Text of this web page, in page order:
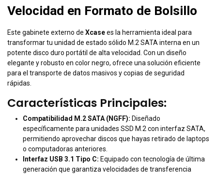
Velocidad en Formato de Bolsillo
Este gabinete externo de Xcasees la herramienta ideal para
transformar tu unidad de estado sólido M.2 SATA interna en un
potente disco duro portátil de alta velocidad. Con un diseño
elegante y robusto en color negro, ofrece una solución eficiente
para el transporte de datos masivos y copias de seguridad
rápidas.
Características Principales:
Compatibilidad M.2 SATA (NGFF): Diseñado
específicamente para unidades SSD M.2 con interfaz SATA,
permitiendo aprovechar discos que hayas retirado de laptops
o computadoras anteriores.
Interfaz USB 3.1 Tipo C: Equipado con tecnología de última
generación que garantiza velocidades de transferencia